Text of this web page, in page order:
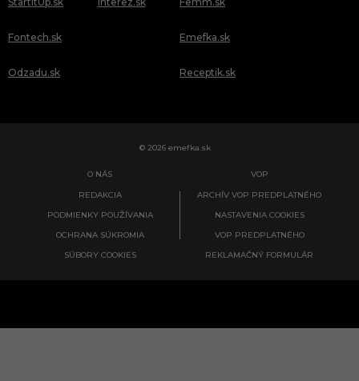
Fontech.sk
Odzadu.sk
Emefka.sk
Receptik.sk
© 2026 emefka.sk
O NÁS
REDAKCIA
PODMIENKY POUŽÍVANIA
OCHRANA SÚKROMIA
SÚBORY COOKIES
VOP
ARCHÍV VOP PREDPLATNÉHO
NASTAVENIA COOKIES
VOP PREDPLATNÉHO
REKLAMAČNÝ FORMULÁR